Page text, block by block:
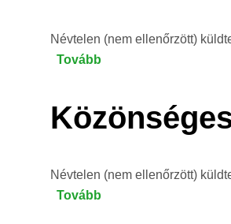
Névtelen (nem ellenőrzött)
Tovább
Névtelen (nem ellenőrzött)
Tovább